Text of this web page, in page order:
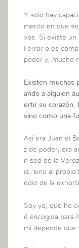
Y solo hay
mento en que
vos. Si existe un
l error o es
poder y, mucho
Existen muchas
ando a alguien
ertir su corazón.
sino como una
Así era Juan el
z de poder, era
n sed de la
ie, sino al
edio de la
Soy yo, que he
é escogida para
mi depende que